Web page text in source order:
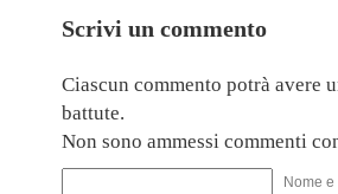
Scrivi un commento
Ciascun commento potrà avere
battute.
Non sono ammessi commenti
Nome